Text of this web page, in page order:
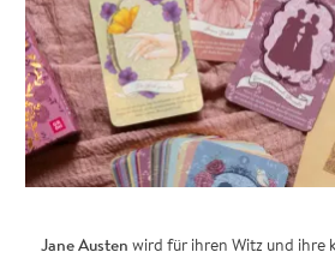
Jane Austen wird für ihren Witz und ihre